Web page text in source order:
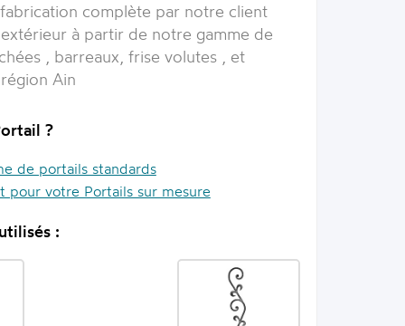
complète par notre client
à partir de notre gamme de
, barreaux, frise volutes , et
Ain
?
de portails standards
pour votre Portails sur mesure
: